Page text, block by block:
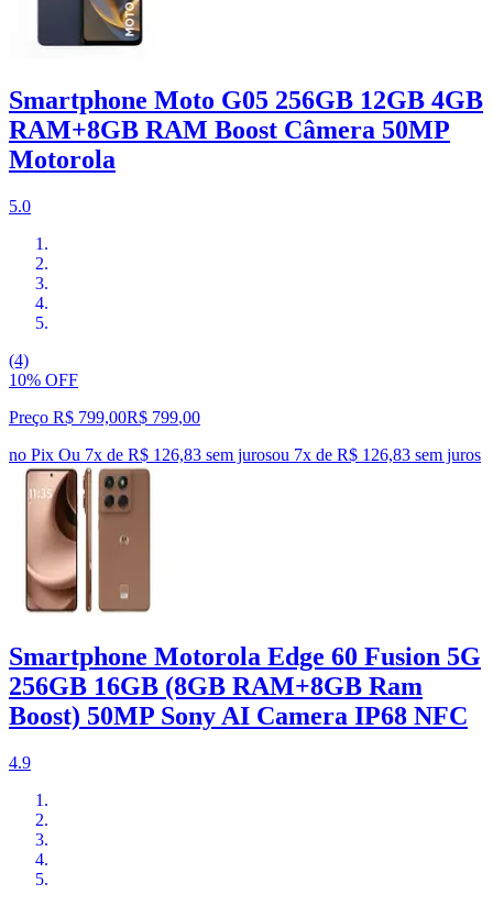
Smartphone Moto G05 256GB 12GB 4GB
RAM+8GB RAM Boost Câmera 50MP
Motorola
5.0
(4)
10% OFF
Preço R$ 799,00R$ 799,00
no Pix Ou 7x de R$ 126,83 sem jurosou 7x de R$ 126,83 sem juros
Smartphone Motorola Edge 60 Fusion 5G
256GB 16GB (8GB RAM+8GB Ram
Boost) 50MP Sony AI Camera IP68 NFC
4.9